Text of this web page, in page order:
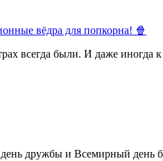
вёдра для попкорна! 🍿
всегда были. И даже
дружбы и Всемирный день